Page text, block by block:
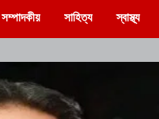
সম্পাদকীয় সাহিত্য স্বাস্থ্য